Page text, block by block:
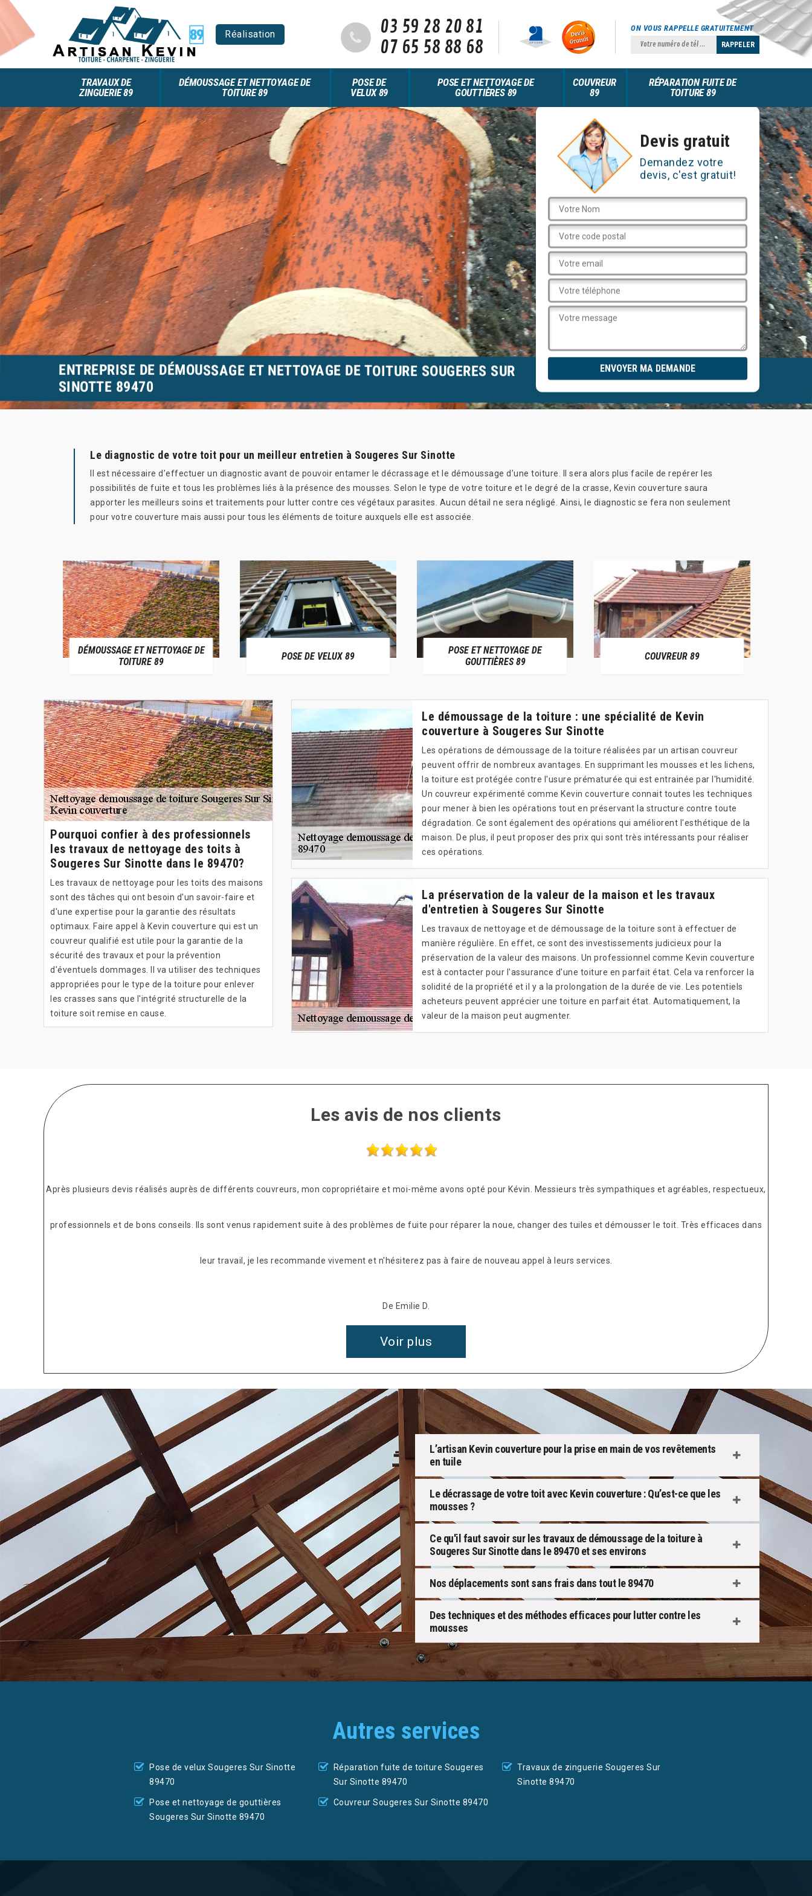
Réalisation
03 59 28 20 81
07 65 58 88 68
ON VOUS RAPPELLE GRATUITEMENT
TRAVAUX DE
ZINGUERIE 89
DÉMOUSSAGE ET NETTOYAGE DE
TOITURE 89
POSE DE
VELUX 89
POSE ET NETTOYAGE DE
GOUTTIÈRES 89
COUVREUR
89
RÉPARATION FUITE DE
TOITURE 89
Devis gratuit
Demandez votre
devis, c'est gratuit!
ENTREPRISE DE DÉMOUSSAGE ET NETTOYAGE DE TOITURE SOUGERES SUR
SINOTTE 89470
Le diagnostic de votre toit pour un meilleur entretien à Sougeres Sur Sinotte
Il est nécessaire d’effectuer un diagnostic avant de pouvoir entamer le décrassage et le démoussage d’une toiture. Il sera alors plus facile de repérer les
possibilités de fuite et tous les problèmes liés à la présence des mousses. Selon le type de votre toiture et le degré de la crasse, Kevin couverture saura
apporter les meilleurs soins et traitements pour lutter contre ces végétaux parasites. Aucun détail ne sera négligé. Ainsi, le diagnostic se fera non seulement
pour votre couverture mais aussi pour tous les éléments de toiture auxquels elle est associée.
DÉMOUSSAGE ET NETTOYAGE DE
TOITURE 89
POSE DE VELUX 89
POSE ET NETTOYAGE DE
GOUTTIÈRES 89
COUVREUR 89
Pourquoi confier à des professionnels
les travaux de nettoyage des toits à
Sougeres Sur Sinotte dans le 89470?
Les travaux de nettoyage pour les toits des maisons
sont des tâches qui ont besoin d'un savoir-faire et
d'une expertise pour la garantie des résultats
optimaux. Faire appel à Kevin couverture qui est un
couvreur qualifié est utile pour la garantie de la
sécurité des travaux et pour la prévention
d'éventuels dommages. Il va utiliser des techniques
appropriées pour le type de la toiture pour enlever
les crasses sans que l'intégrité structurelle de la
toiture soit remise en cause.
Le démoussage de la toiture : une spécialité de Kevin
couverture à Sougeres Sur Sinotte
Les opérations de démoussage de la toiture réalisées par un artisan couvreur
peuvent offrir de nombreux avantages. En supprimant les mousses et les lichens,
la toiture est protégée contre l'usure prématurée qui est entrainée par l'humidité.
Un couvreur expérimenté comme Kevin couverture connait toutes les techniques
pour mener à bien les opérations tout en préservant la structure contre toute
dégradation. Ce sont également des opérations qui améliorent l'esthétique de la
maison. De plus, il peut proposer des prix qui sont très intéressants pour réaliser
ces opérations.
La préservation de la valeur de la maison et les travaux
d'entretien à Sougeres Sur Sinotte
Les travaux de nettoyage et de démoussage de la toiture sont à effectuer de
manière régulière. En effet, ce sont des investissements judicieux pour la
préservation de la valeur des maisons. Un professionnel comme Kevin couverture
est à contacter pour l'assurance d'une toiture en parfait état. Cela va renforcer la
solidité de la propriété et il y a la prolongation de la durée de vie. Les potentiels
acheteurs peuvent apprécier une toiture en parfait état. Automatiquement, la
valeur de la maison peut augmenter.
Les avis de nos clients
Après plusieurs devis réalisés auprès de différents couvreurs, mon copropriétaire et moi-même avons opté pour Kévin. Messieurs très sympathiques et agréables, respectueux,
professionnels et de bons conseils. Ils sont venus rapidement suite à des problèmes de fuite pour réparer la noue, changer des tuiles et démousser le toit. Très efficaces dans
leur travail, je les recommande vivement et n'hésiterez pas à faire de nouveau appel à leurs services.
De Emilie D.
Voir plus
L’artisan Kevin couverture pour la prise en main de vos revêtements
en tuile
Le décrassage de votre toit avec Kevin couverture : Qu’est-ce que les
mousses ?
Ce qu'il faut savoir sur les travaux de démoussage de la toiture à
Sougeres Sur Sinotte dans le 89470 et ses environs
Nos déplacements sont sans frais dans tout le 89470
Des techniques et des méthodes efficaces pour lutter contre les
mousses
Autres services
Pose de velux Sougeres Sur Sinotte
89470
Pose et nettoyage de gouttières
Sougeres Sur Sinotte 89470
Réparation fuite de toiture Sougeres
Sur Sinotte 89470
Couvreur Sougeres Sur Sinotte 89470
Travaux de zinguerie Sougeres Sur
Sinotte 89470